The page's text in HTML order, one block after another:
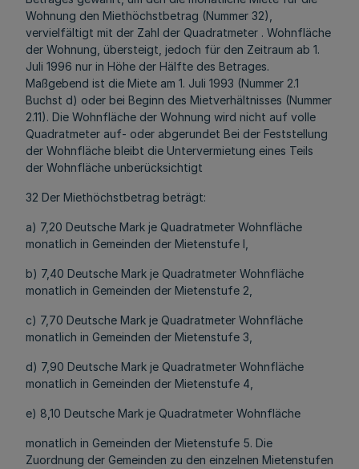
Wohnung den Miethöchstbetrag (Nummer 32),
vervielfältigt mit der Zahl der Quadratmeter . Wohnfläche
der Wohnung, übersteigt, jedoch für den Zeitraum ab 1.
Juli 1996 nur in Höhe der Hälfte des Betrages.
Maßgebend ist die Miete am 1. Juli 1993 (Nummer 2.1
Buchst d) oder bei Beginn des Mietverhältnisses (Nummer
2.11). Die Wohnfläche der Wohnung wird nicht auf volle
Quadratmeter auf- oder abgerundet Bei der Feststellung
der Wohnfläche bleibt die Untervermietung eines Teils
der Wohnfläche unberücksichtigt
32 Der Miethöchstbetrag beträgt:
a) 7,20 Deutsche Mark je Quadratmeter Wohnfläche
monatlich in Gemeinden der Mietenstufe l,
b) 7,40 Deutsche Mark je Quadratmeter Wohnfläche
monatlich in Gemeinden der Mietenstufe 2,
c) 7,70 Deutsche Mark je Quadratmeter Wohnfläche
monatlich in Gemeinden der Mietenstufe 3,
d) 7,90 Deutsche Mark je Quadratmeter Wohnfläche
monatlich in Gemeinden der Mietenstufe 4,
e) 8,10 Deutsche Mark je Quadratmeter Wohnfläche
monatlich in Gemeinden der Mietenstufe 5. Die
Zuordnung der Gemeinden zu den einzelnen Mietenstufen